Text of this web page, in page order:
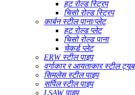
हट रोल्ड स्ट्रिप
चिसो रोल्ड स्ट्रिप
कार्बन स्टील पाना/प्लेट
हट रोल्ड प्लेट
चिसो रोल्ड पाना
चेकर्ड प्लेट
ERW स्टील पाइप
वर्गाकार र आयताकार स्टील ट्यूब
सिमलेस स्टील पाइप
सर्पिल स्टील पाइप
LSAW पाइप